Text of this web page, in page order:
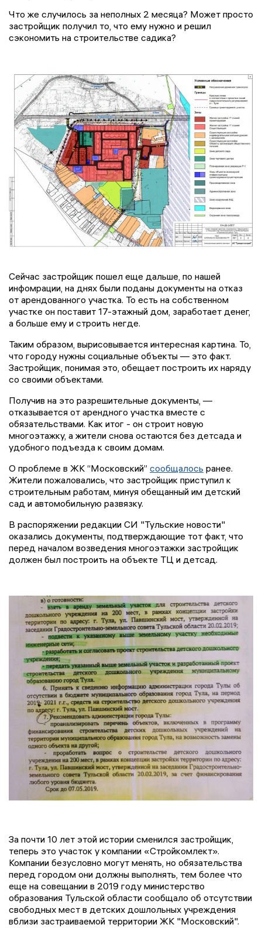
Что же случилось за неполных 2 месяца? Может просто
застройщик получил то, что ему нужно и решил
сэкономить на строительстве садика?
Сейчас застройщик пошел еще дальше, по нашей
инфомрации, на днях были поданы документы на отказ
от арендованного участка. То есть на собственном
участке он поставит 17-этажный дом, заработает денег,
а больше ему и строить негде.
Таким образом, вырисовывается интересная картина. То,
что городу нужны социальные объекты — это факт.
Застройщик, понимая это, обещает построить их наряду
со своими объектами.
Получив на это разрешительные документы, —
отказывается от арендного участка вместе с
обязательствами. Как итог - он строит новую
многоэтажку, а жители снова остаются без детсада и
удобного подъезда к своим домам.
О проблеме в ЖК “Московский” сообщалось ранее.
Жители пожаловались, что застройщик приступил к
строительным работам, минуя обещанный им детский
сад и автомобильную развязку.
В распоряжении редакции СИ "Тульские новости"
оказались документы, подтверждающие тот факт, что
перед началом возведения многоэтажки застройщик
должен был построить на объекте ТЦ и детсад.
За почти 10 лет этой истории сменился застройщик,
теперь это участок у компании «Стройкомлект».
Компании безусловно могут менять, но обязательства
перед городом они должны выполнять, тем более что
еще на совещании в 2019 году министерство
образования Тульской области сообщало об отсутствии
свободных мест в детских дошлольных учреждения
вблизи застраиваемой территории ЖК "Московский".